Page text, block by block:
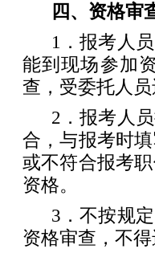
四、资格审
1．报考人
能到现场参加
查，受委托人
2．报考人
合，与报考时
或不符合报考
资格。
3．不按规
资格审查，不得